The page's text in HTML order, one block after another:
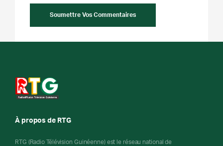
À propos de RTG
RTG (Radio Télévision Guinéenne) est le réseau national de